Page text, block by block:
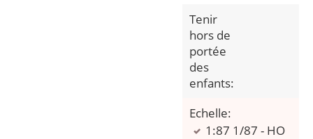
Tenir
hors de
portée
des
enfants:
Echelle:
1:87 1/87 - HO